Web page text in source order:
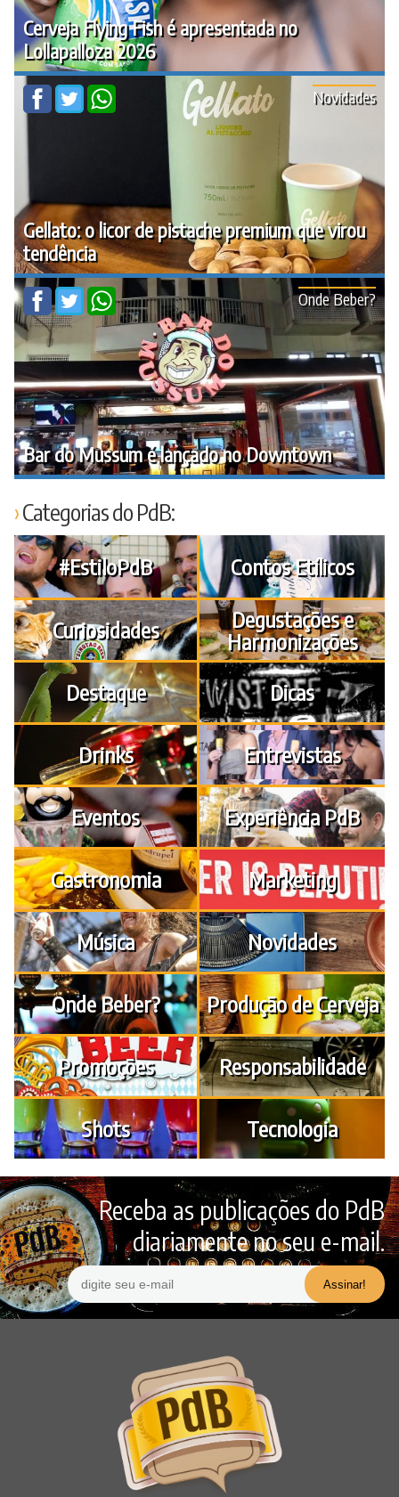
Cerveja Flying Fish é apresentada no
Lollapalloza 2026
Gellato: o licor de pistache premium que virou
tendência
Novidades
Bar do Mussum é lançado no Downtown
Onde Beber?
Categorias do PdB:
#EstiloPdB Contos Etílicos
Curiosidades
Degustações e
Harmonizações
Destaque
Dicas
Drinks Entrevistas
Eventos Experiência PdB
Gastronomia Marketing
Música Novidades
Onde Beber? Produção de Cerveja
Promoções Responsabilidade
Shots Tecnologia
Receba as publicações do PdB
diariamente no seu e-mail.